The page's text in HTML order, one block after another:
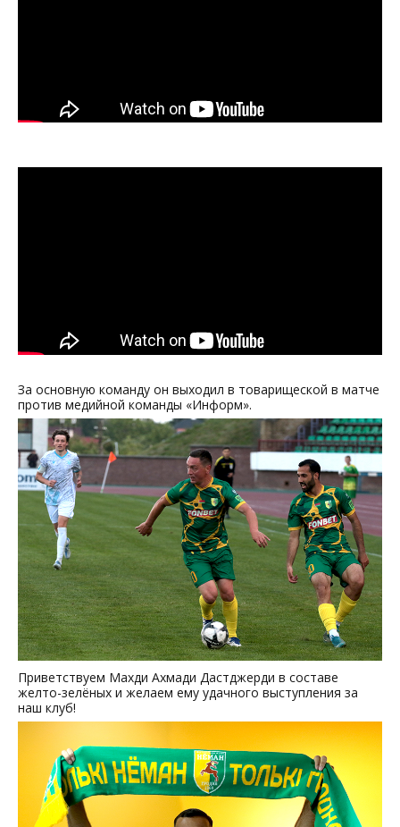
За основную команду он выходил в товарищеской в матче
против медийной команды
Информ .
Приветствуем Махди Ахмади Дастджерди в составе
желто-зелёных и желаем ему удачного выступления за
наш клуб!